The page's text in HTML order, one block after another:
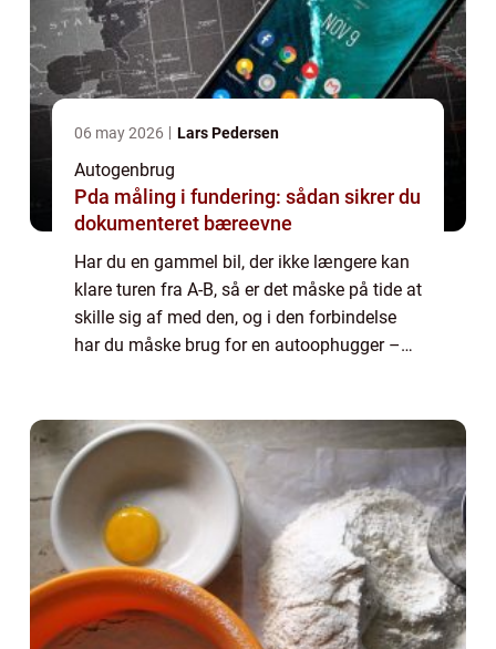
06 may 2026 Lars Pedersen
Autogenbrug
Pda måling i fundering: sådan sikrer du
dokumenteret bæreevne
Har du en gammel bil, der ikke længere kan
klare turen fra A-B, så er det måske på tide at
skille sig af med den, og i den forbindelse
har du måske brug for en autoophugger –